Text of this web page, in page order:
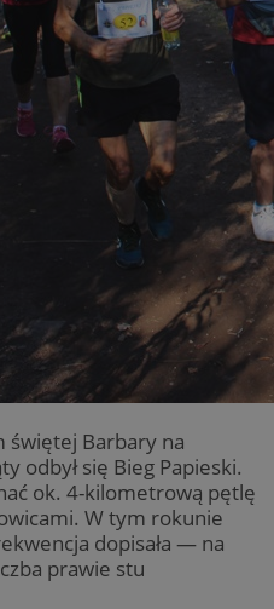
świętej Barbary na
odbył się Bieg Papieski.
ok. 4-kilometrową pętlę
W tym rokunie
dopisała — na
prawie stu